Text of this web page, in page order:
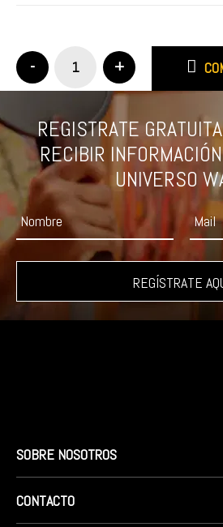
SOBRE NOSOTROS
CONTACTO